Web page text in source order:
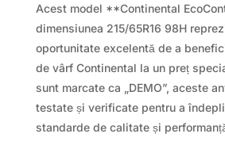
Acest model **Continental
dimensiunea 215/65R16 98H
oportunitate excelentă de a
de vârf Continental la un preț
sunt marcate ca „DEMO”, aceste
testate și verificate pentru a
standarde de calitate și